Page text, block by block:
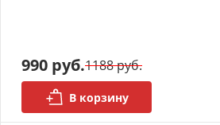
990 руб.1188 руб.
В корзину